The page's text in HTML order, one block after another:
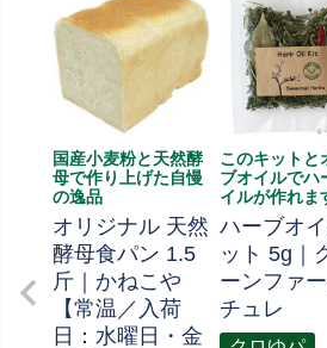
国産小麦粉と天然酵
母で作り上げた自慢
の逸品
オリジナル 天然
酵母食パン 1.5
斤｜かねこや
【常温／入荷
日：水曜日・金
このキットと
ブオイルでハ
イルが作れま
ハーブオ
ット 5g｜
ーンファ
チュレ